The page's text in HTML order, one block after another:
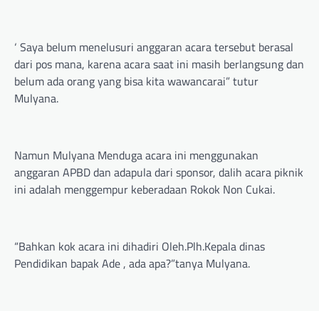
‘ Saya belum menelusuri anggaran acara tersebut berasal
dari pos mana, karena acara saat ini masih berlangsung dan
belum ada orang yang bisa kita wawancarai” tutur
Mulyana.
Namun Mulyana Menduga acara ini menggunakan
anggaran APBD dan adapula dari sponsor, dalih acara piknik
ini adalah menggempur keberadaan Rokok Non Cukai.
“Bahkan kok acara ini dihadiri Oleh.Plh.Kepala dinas
Pendidikan bapak Ade , ada apa?”tanya Mulyana.